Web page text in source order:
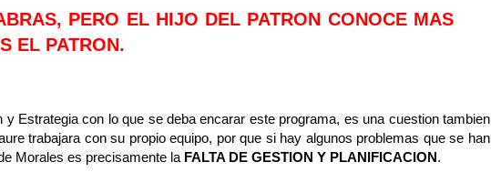
PERO EL HIJO DEL PATRON CONOCE MAS
EL PATRON.
y Estrategia con lo que se deba encarar este programa, es una cuestion tambien
trabajara con su propio equipo, por que si hay algunos problemas que se han
Morales es precisamente la FALTA DE GESTION Y PLANIFICACION .